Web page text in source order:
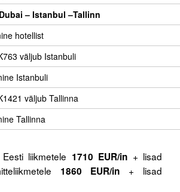
– Istanbul –Tallinn
hotellist
väljub Istanbuli
Istanbuli
väljub Tallinna
Tallinna
liikmetele 1710 EUR/in + lisad
1860 EUR/in + lisad